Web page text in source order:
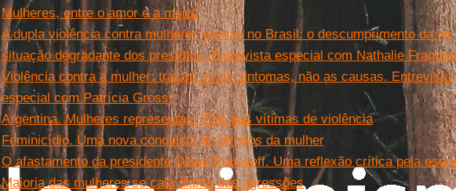
Mulheres, entre o amor e a morte
A dupla violência contra mulheres presas no Brasil: o descumprimento da lei
situação degradante dos presídios. Entrevista especial com Nathalie Fragoso
Violência contra a mulher: tratam-se os sintomas, não as causas. Entrevista
especial com Patrícia Grossi
Argentina. Mulheres representam 75% das vítimas de violência
Feminicídio. Uma nova conquista de direitos da mulher
O afastamento da presidente Dilma Rousseff. Uma reflexão crítica pela
Maioria das mulheres se cala diante das agressões